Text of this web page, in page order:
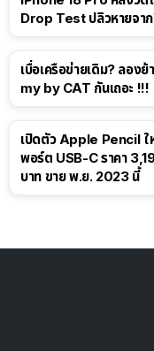
Drop Test ปลิวหายจา
เบื่อเครือข่ายเดิม? ลองย้
my by CAT กันเถอะ !!!
เปิดตัว Apple Pencil ใ
พอร์ต USB-C ราคา
บาท ขาย พ.ย. 2023 นี้